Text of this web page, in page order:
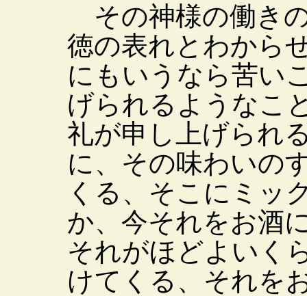
その神様の働き
徳の表れとわから
にもいうなら苦い
げられるようなこ
礼が申し上げられ
に、その味わいの
くる、そこにミッ
か、今それをお酒
それがほどよいく
けてくる、それを